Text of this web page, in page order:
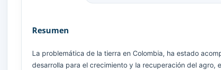
Resumen
La problemática de la tierra en Colombia, ha estado
desarrolla para el crecimiento y la recuperación del